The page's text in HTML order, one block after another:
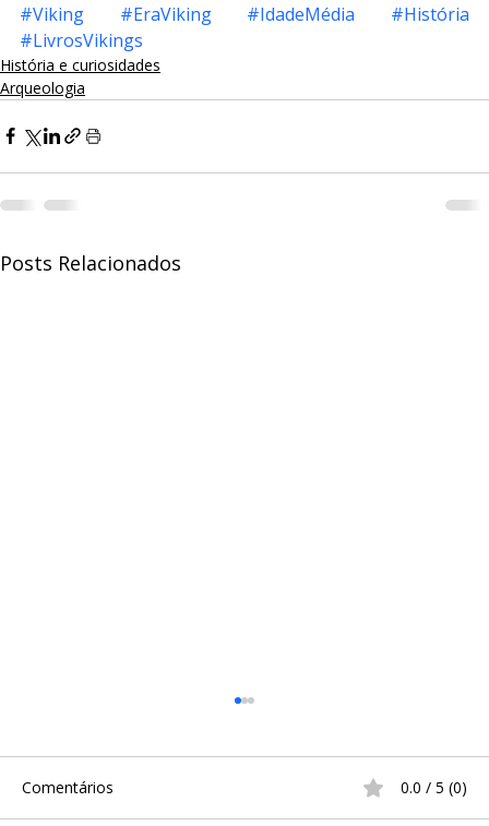
#Viking #EraViking #IdadeMédia
#História
#LivrosVikings
História e curiosidades
Arqueologia
Posts Relacionados
Comentários 0.0 / 5 (0)